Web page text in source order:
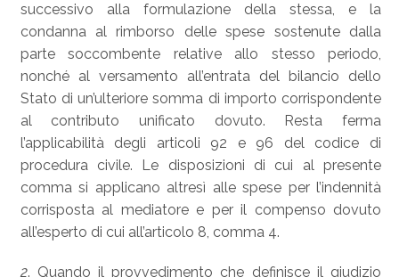
successivo alla formulazione della stessa, e la
condanna al rimborso delle spese sostenute dalla
parte soccombente relative allo stesso periodo,
nonché al versamento all’entrata del bilancio dello
Stato di un’ulteriore somma di importo corrispondente
al contributo unificato dovuto. Resta ferma
l’applicabilità degli articoli 92 e 96 del codice di
procedura civile. Le disposizioni di cui al presente
comma si applicano altresì alle spese per l’indennità
corrisposta al mediatore e per il compenso dovuto
all’esperto di cui all’articolo 8, comma 4.
2. Quando il provvedimento che definisce il giudizio